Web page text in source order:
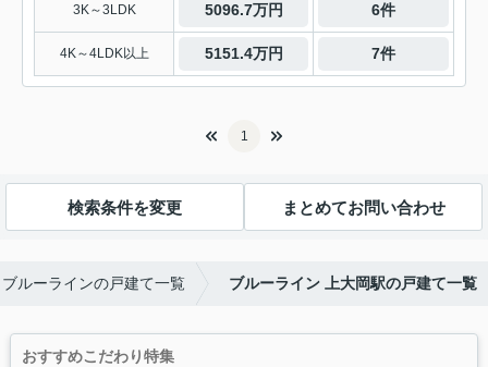
3K～3LDK 5096.7万円 6件
4K～4LDK以上 5151.4万円 7件
1
検索条件を変更 まとめてお問い合わせ
ブルーラインの戸建て一覧 ブルーライン 上大岡駅の戸建て一覧
おすすめこだわり特集